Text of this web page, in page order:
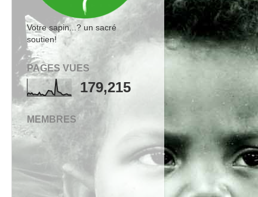
Votre sapin...? un sacré
soutien!
PAGES VUES
179,215
MEMBRES